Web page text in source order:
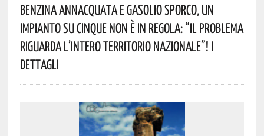
Benzina Annacquata E Gasolio Sporco, Un
Impianto Su Cinque Non È In Regola: “il Problema
Riguarda L’intero Territorio Nazionale”! I
Dettagli